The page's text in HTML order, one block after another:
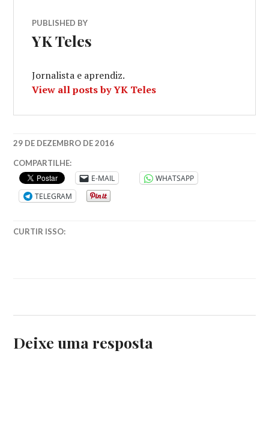
PUBLISHED BY
YK Teles
Jornalista e aprendiz.
View all posts by YK Teles
29 DE DEZEMBRO DE 2016
BECO
DAS
PALAVRAS,
OPINIAO,
SÉRIES
COMPARTILHE:
E-MAIL
WHATSAPP
TELEGRAM
CURTIR ISSO:
Deixe uma resposta